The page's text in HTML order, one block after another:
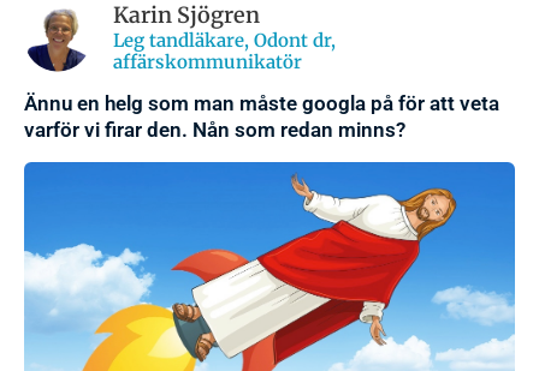
Karin Sjögren
Leg tandläkare, Odont dr,
affärskommunikatör
Ännu en helg som man måste googla på för att veta
varför vi firar den. Nån som redan minns?